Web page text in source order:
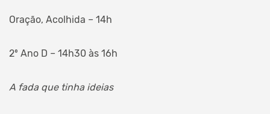
Oração, Acolhida – 14h
2º Ano D – 14h30 às 16h
A fada que tinha ideias